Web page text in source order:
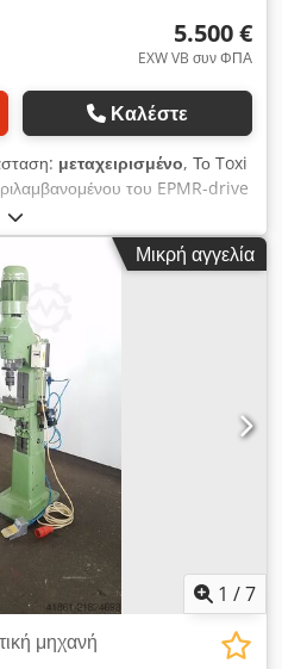
5.500 €
EXW VB συν ΦΠΑ
Καλέστε
μεταχειρισμένο, Το Toxi
του EPMR-drive
κατάσταση Εργαλείο ρομπότ
Max Kraft 52kN πλήρες
125 3,4kW 125 mm / Τύπος:
του
τα πάντα όπως φαίνεται.
γραφείου. Προσοχή: Δεν
της μονάδας σύνδεσης
E Eij Akvock
Μικρή αγγελία
1 /7
μηχανή